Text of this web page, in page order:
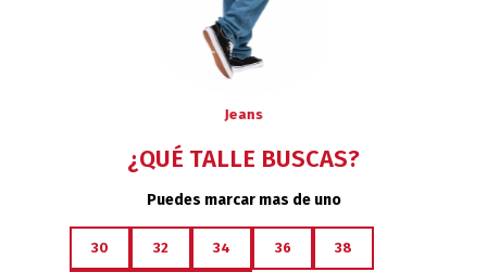
Jeans
¿QUÉ TALLE BUSCAS?
Puedes marcar mas de uno
30 32 34 36 38